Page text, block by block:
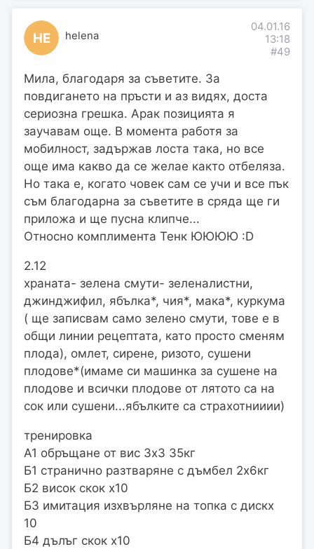
HE helena
04.01.16
13:18
#49
Мила, благодаря за съветите. За
повдигането на пръсти и аз видях, доста
сериозна грешка. Арак позицията я
заучавам още. В момента работя за
мобилност, задържав лоста така, но все
още има какво да се желае както отбеляза.
Но така е, когато човек сам се учи и все пък
съм благодарна за съветите в сряда ще ги
приложа и ще пусна клипче...
Относно комплимента Тенк ЮЮЮЮ :D
2.12
храната- зелена смути- зеленалистни,
джинджифил, ябълка*, чия*, мака*, куркума
( ще записвам само зелено смути, тове е в
общи линии рецептата, като просто сменям
плода), омлет, сирене, ризото, сушени
плодове*(имаме си машинка за сушене на
плодове и всички плодове от лятото са на
сок или сушени...ябълките са страхотнииии)
тренировка
А1 обръщане от вис 3х3 35кг
Б1 странично разтваряне с дъмбел 2х6кг
Б2 висок скок х10
Б3 имитация изхвърляне на топка с дискх
10
Б4 дълъг скок х10